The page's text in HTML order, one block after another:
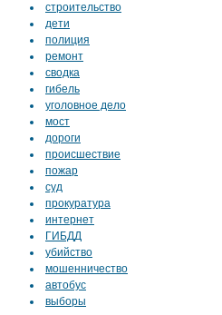
строительство
дети
полиция
ремонт
сводка
гибель
уголовное дело
мост
дороги
происшествие
пожар
суд
прокуратура
интернет
ГИБДД
убийство
мошенничество
автобус
выборы